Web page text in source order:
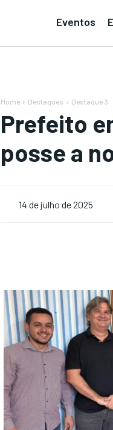
Eventos
Home Destaques Destaque 3
Prefeito
posse a
14 de julho de 2025